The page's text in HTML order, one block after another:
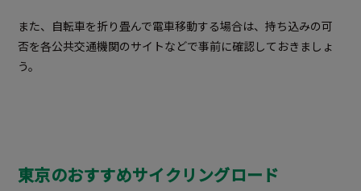
また、自転車を折り畳んで電車移動する場合は、持ち込みの可
否を各公共交通機関のサイトなどで事前に確認しておきましょ
う。
東京のおすすめサイクリングロード